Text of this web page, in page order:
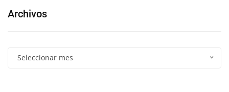
Archivos
Seleccionar mes